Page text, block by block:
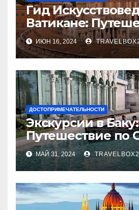
Гид
Ватикане:
Сквозь Века
ИЮН 16, 2024
ДОСТОПРИМЕЧАТЕЛЬНОСТИ
Экскурсии в Баку:
Путешествие по
Азербайджана
МАЙ 31, 2024